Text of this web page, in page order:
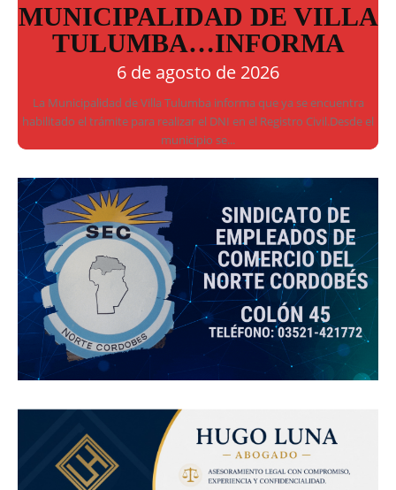
MUNICIPALIDAD DE VILLA
TULUMBA…INFORMA
6 de agosto de 2026
La Municipalidad de Villa Tulumba informa que ya se encuentra
habilitado el trámite para realizar el DNI en el Registro Civil.Desde el
municipio se...